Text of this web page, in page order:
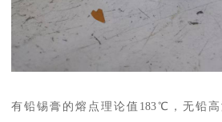
有铅锡膏的熔点理论值183℃，无铅